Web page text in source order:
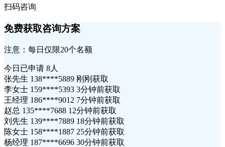
扫码咨询
免费获取咨询方案
注意：每日仅限20个名额
今日已申请 8人
张先生 138****5889 刚刚获取
李女士 159****5393 3分钟前获取
王经理 186****9012 7分钟前获取
赵总 135****7688 12分钟前获取
刘先生 139****7889 18分钟前获取
陈女士 158****1887 25分钟前获取
杨经理 187****6696 30分钟前获取